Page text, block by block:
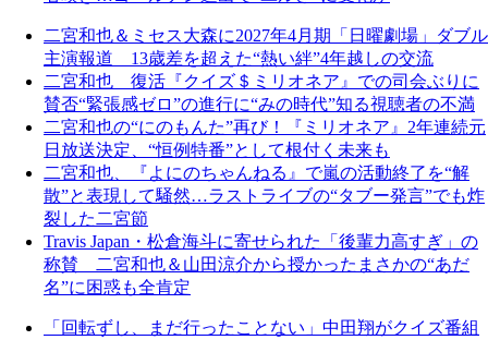
二宮和也＆ミセス大森に2027年4月期「日曜劇場」ダブル
主演報道 13歳差を超えた“熱い絆”4年越しの交流
二宮和也 復活『クイズ＄ミリオネア』での司会ぶりに
賛否“緊張感ゼロ”の進行に“みの時代”知る視聴者の不満
二宮和也の“にのもんた”再び！『ミリオネア』2年連続元
日放送決定、“恒例特番”として根付く未来も
二宮和也、『よにのちゃんねる』で嵐の活動終了を“解
散”と表現して騒然…ラストライブの“タブー発言”でも炸
裂した二宮節
Travis Japan・松倉海斗に寄せられた「後輩力高すぎ」の
称賛 二宮和也＆山田涼介から授かったまさかの“あだ
名”に困惑も全肯定
「回転ずし、まだ行ったことない」中田翔がクイズ番組